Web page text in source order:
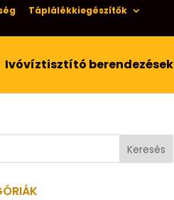
Táplálékkiegészítők
Ivóvíztisztító berendezések